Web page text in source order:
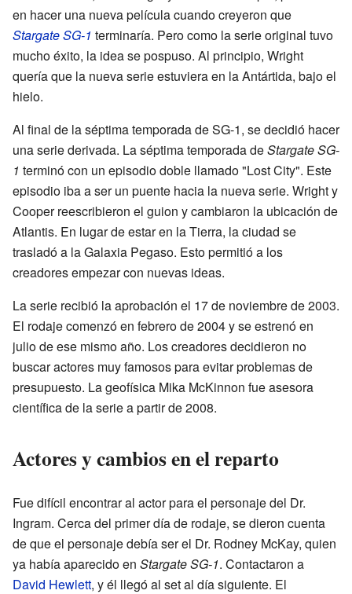
en hacer una nueva película cuando creyeron que
Stargate SG-1 terminaría. Pero como la serie original tuvo
mucho éxito, la idea se pospuso. Al principio, Wright
quería que la nueva serie estuviera en la Antártida, bajo el
hielo.
Al final de la séptima temporada de SG-1, se decidió hacer
una serie derivada. La séptima temporada deStargate SG-
1 terminó con un episodio doble llamado "Lost City". Este
episodio iba a ser un puente hacia la nueva serie. Wright y
Cooper reescribieron el guion y cambiaron la ubicación de
Atlantis. En lugar de estar en la Tierra, la ciudad se
trasladó a la Galaxia Pegaso. Esto permitió a los
creadores empezar con nuevas ideas.
La serie recibió la aprobación el 17 de noviembre de 2003.
El rodaje comenzó en febrero de 2004 y se estrenó en
julio de ese mismo año. Los creadores decidieron no
buscar actores muy famosos para evitar problemas de
presupuesto. La geofísica Mika McKinnon fue asesora
científica de la serie a partir de 2008.
Actores y cambios en el reparto
Fue difícil encontrar al actor para el personaje del Dr.
Ingram. Cerca del primer día de rodaje, se dieron cuenta
de que el personaje debía ser el Dr. Rodney McKay, quien
ya había aparecido en Stargate SG-1. Contactaron a
David Hewlett, y él llegó al set al día siguiente. El